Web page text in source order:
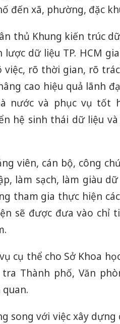
đến xã, phường, đặc
thủ Khung kiến trúc
lược dữ liệu TP. HCM
việc, rõ thời gian, rõ
cao hiệu quả lãnh
nước và phục vụ tốt
hệ sinh thái dữ liệu và
viên, cán bộ, công
làm sạch, làm giàu
tham gia thực hiện
sẽ được đưa vào chỉ
cụ thể cho Sở Khoa
Thành phố, Văn
quan.
song với việc xây